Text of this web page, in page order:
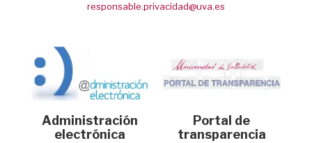
responsable.privacidad@uva.es
Administración
electrónica
Portal de
transparencia